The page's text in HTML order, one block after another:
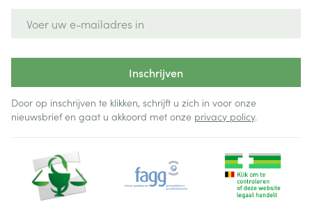
Inschrijven
Door op inschrijven te klikken, schrijft u zich in voor onze
nieuwsbrief en gaat u akkoord met onze privacy policy.